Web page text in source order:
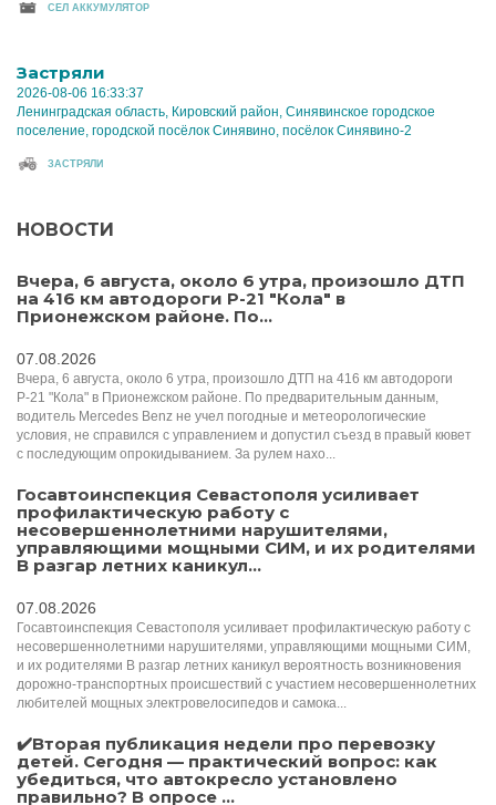
CЕЛ АККУМУЛЯТОР
Застряли
2026-08-06 16:33:37
Ленинградская область, Кировский район, Синявинское городское
поселение, городской посёлок Синявино, посёлок Синявино-2
ЗАСТРЯЛИ
НОВОСТИ
Вчера, 6 августа, около 6 утра, произошло ДТП
на 416 км автодороги Р-21 "Кола" в
Прионежском районе. По...
07.08.2026
Вчера, 6 августа, около 6 утра, произошло ДТП на 416 км автодороги
Р-21 "Кола" в Прионежском районе. По предварительным данным,
водитель Mercedes Benz не учел погодные и метеорологические
условия, не справился с управлением и допустил съезд в правый кювет
с последующим опрокидыванием. За рулем нахо...
Госавтоинспекция Севастополя усиливает
профилактическую работу с
несовершеннолетними нарушителями,
управляющими мощными СИМ, и их родителями
В разгар летних каникул...
07.08.2026
Госавтоинспекция Севастополя усиливает профилактическую работу с
несовершеннолетними нарушителями, управляющими мощными СИМ,
и их родителями В разгар летних каникул вероятность возникновения
дорожно-транспортных происшествий с участием несовершеннолетних
любителей мощных электровелосипедов и самока...
✔️Вторая публикация недели про перевозку
детей. Сегодня — практический вопрос: как
убедиться, что автокресло установлено
правильно? В опросе ...